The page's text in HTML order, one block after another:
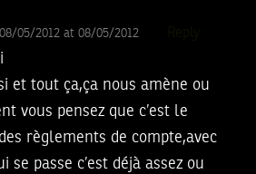
05/2012 at 08/05/2012
et tout ça,ça nous amène ou
vous pensez que c’est le
règlements de compte,avec
se passe c’est déjà assez ou